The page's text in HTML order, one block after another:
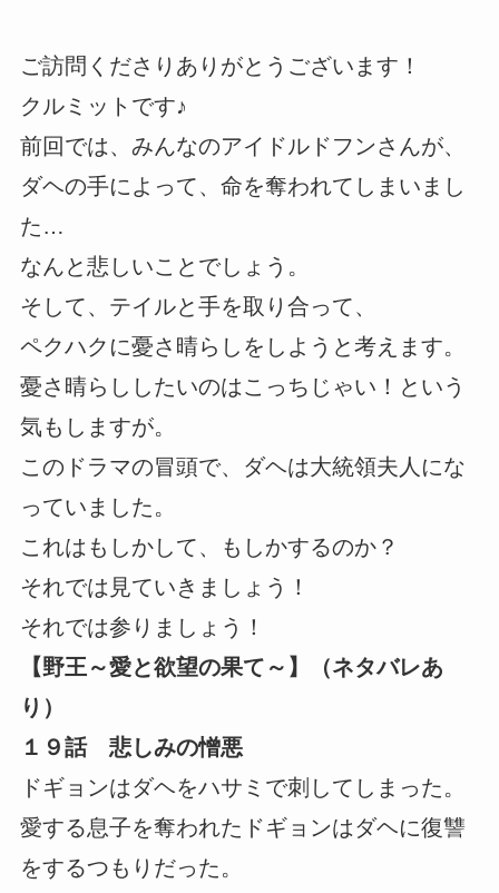
ご訪問くださりありがとうございます！
クルミットです♪
前回では、みんなのアイドルドフンさんが、
ダヘの手によって、命を奪われてしまいまし
た…
なんと悲しいことでしょう。
そして、テイルと手を取り合って、
ペクハクに憂さ晴らしをしようと考えます。
憂さ晴らししたいのはこっちじゃい！という
気もしますが。
このドラマの冒頭で、ダヘは大統領夫人にな
っていました。
これはもしかして、もしかするのか？
それでは見ていきましょう！
それでは参りましょう！
【野王～愛と欲望の果て～】（ネタバレあ
り）
１９話 悲しみの憎悪
ドギョンはダヘをハサミで刺してしまった。
愛する息子を奪われたドギョンはダヘに復讐
をするつもりだった。